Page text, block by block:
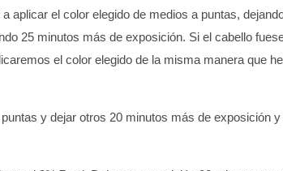
aplicar el color elegido de medios a puntas,
25 minutos más de exposición. Si el cabello
el color elegido de la misma manera que
y dejar otros 20 minutos más de exposición